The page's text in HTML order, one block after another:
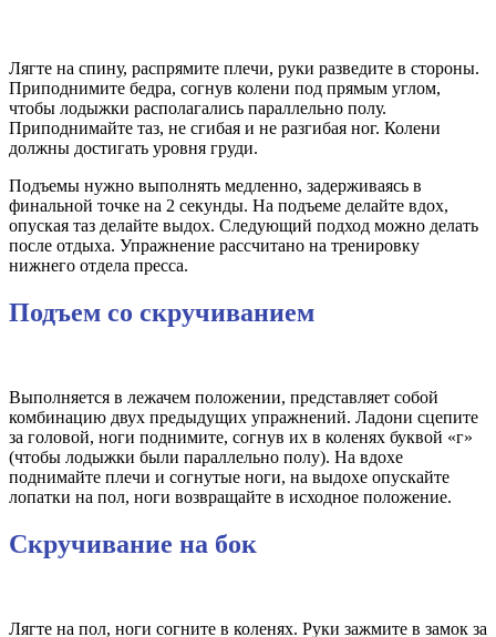
Лягте на спину, распрямите плечи, руки разведите в стороны.
Приподнимите бедра, согнув колени под прямым углом,
чтобы лодыжки располагались параллельно полу.
Приподнимайте таз, не сгибая и не разгибая ног. Колени
должны достигать уровня груди.
Подъемы нужно выполнять медленно, задерживаясь в
финальной точке на 2 секунды. На подъеме делайте вдох,
опуская таз делайте выдох. Следующий подход можно делать
после отдыха. Упражнение рассчитано на тренировку
нижнего отдела пресса.
Подъем со скручиванием
Выполняется в лежачем положении, представляет собой
комбинацию двух предыдущих упражнений. Ладони сцепите
за головой, ноги поднимите, согнув их в коленях буквой «г»
(чтобы лодыжки были параллельно полу). На вдохе
поднимайте плечи и согнутые ноги, на выдохе опускайте
лопатки на пол, ноги возвращайте в исходное положение.
Скручивание на бок
Лягте на пол, ноги согните в коленях. Руки зажмите в замок за